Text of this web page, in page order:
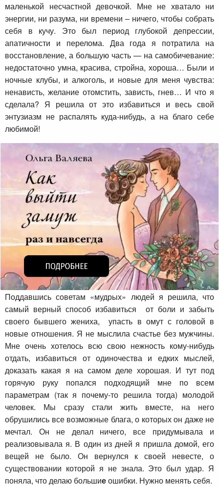
маленькой несчастной девочкой. Мне не хватало ни
энергии, ни разума, ни времени – ничего, чтобы собрать
себя в кучу. Это был период глубокой депрессии,
апатичности и перелома. Два года я потратила на
восстановление, а большую часть — на самобичевание:
недостаточно умна, красива, стройна, хороша… Были и
ночные клубы, и алкоголь, и новые для меня чувства:
ненависть, желание отомстить, зависть, гнев… И что я
сделала? Я решила от это избавиться и весь свой
энтузиазм не распалять куда-нибудь, а на благо себе
любимой!
Поддавшись советам «мудрых» людей я решила, что
самый верный способ избавиться от боли и забыть
своего бывшего жениха, упасть в омут с головой в
новые отношения. Я не мыслила счастье без мужчины.
Мне очень хотелось всю свою нежность кому-нибудь
отдать, избавиться от одиночества и едких мыслей,
доказать какая я на самом деле хорошая. И тут под
горячую руку попался подходящий мне по всем
параметрам (так я почему-то решила тогда) молодой
человек. Мы сразу стали жить вместе, на него
обрушились все возможные блага, о которых он даже не
мечтал. Он не делал ничего, все придумывала и
реализовывала я. В один из дней я пришла домой, его
вещей не было. Он вернулся к своей невесте, о
существовании которой я не знала. Это был удар. Я
поняла, что делаю большиеошибки. Нужно менять себя.